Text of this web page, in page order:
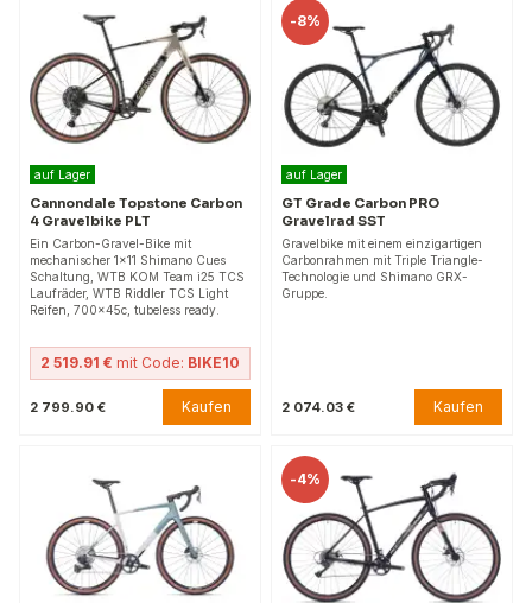
auf Lager
Cannondale Topstone Carbon
4 Gravelbike PLT
Ein Carbon-Gravel-Bike mit
mechanischer 1x11 Shimano Cues
Schaltung, WTB KOM Team i25 TCS
Laufräder, WTB Riddler TCS Light
Reifen, 700x45c, tubeless ready.
2 519.91 € mit Code: BIKE10
2 799.90 € Kaufen
-8%
auf Lager
GT Grade Carbon PRO
Gravelrad SST
Gravelbike mit einem einzigartigen
Carbonrahmen mit Triple Triangle-
Technologie und Shimano GRX-
Gruppe.
2 074.03 € Kaufen
-4%